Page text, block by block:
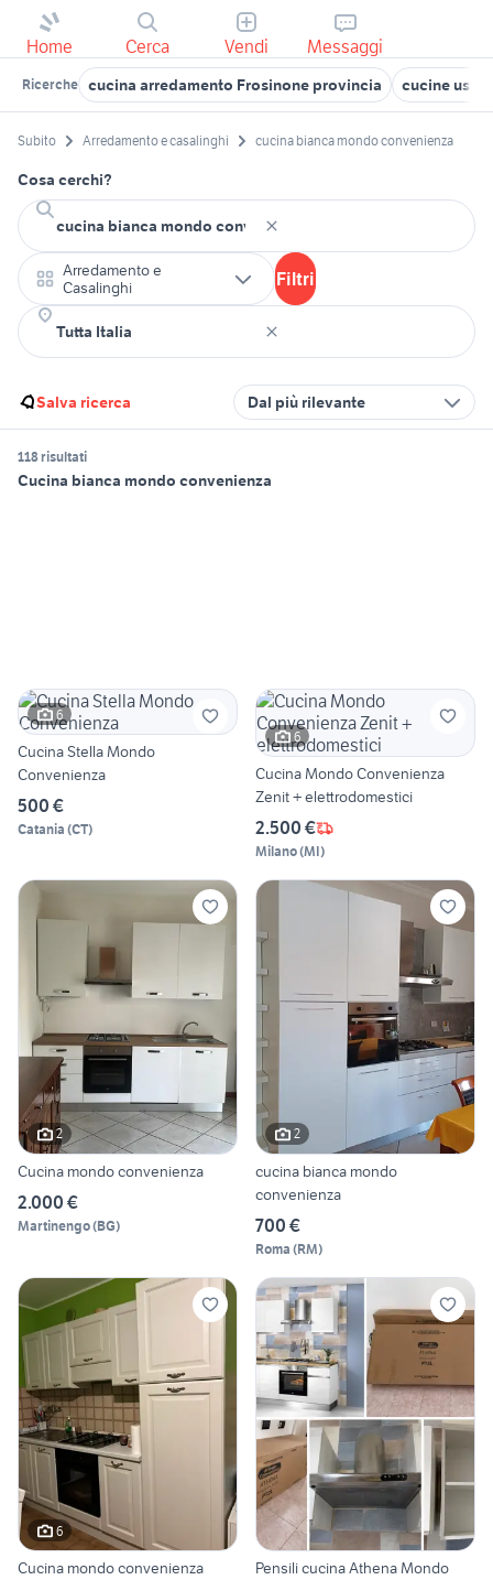
Home Cerca Vendi Messaggi
Ricerche cucina arredamento Frosinone provincia cucine
Subito Arredamento e casalinghi cucina bianca mondo convenienza
Cosa cerchi?
Arredamento e
Casalinghi
Filtri
Salva ricerca Dal più rilevante
118 risultati
Cucina bianca mondo convenienza
6
Cucina Stella Mondo
Convenienza
500 €
Catania (CT)
6
Cucina Mondo Convenienza
Zenit + elettrodomestici
2.500 €
Milano(MI)
2
Cucina mondo convenienza
2.000 €
Martinengo(BG)
2
cucina bianca mondo
convenienza
700 €
Roma (RM)
6
Cucina mondo convenienza
Pensili cucina Athena Mondo